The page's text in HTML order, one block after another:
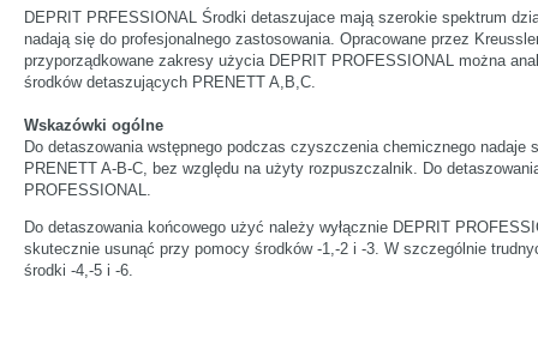
DEPRIT PRFESSIONAL Środki detaszujace mają szerokie spektrum
nadają się do profesjonalnego zastosowania. Opracowane przez
przyporządkowane zakresy użycia DEPRIT PROFESSIONAL można
środków detaszujących PRENETT A,B,C.
Wskazówki ogólne
Do detaszowania wstępnego podczas czyszczenia chemicznego nadaje
PRENETT A-B-C, bez względu na użyty rozpuszczalnik. Do
PROFESSIONAL.
Do detaszowania końcowego użyć należy wyłącznie DEPRIT
skutecznie usunąć przy pomocy środków -1,-2 i -3. W szczególnie
środki -4,-5 i -6.